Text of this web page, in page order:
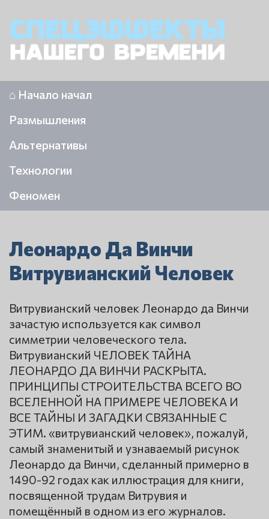
⌂ Начало начал
Размышления
Альтернативы
Технологии
Феномен
Леонардо Да Винчи
Витрувианский Человек
Витрувианский человек Леонардо да Винчи
зачастую используется как символ
симметрии человеческого тела.
Витрувианский ЧЕЛОВЕК ТАЙНА
ЛЕОНАРДО ДА ВИНЧИ РАСКРЫТА.
ПРИНЦИПЫ СТРОИТЕЛЬСТВА ВСЕГО ВО
ВСЕЛЕННОЙ НА ПРИМЕРЕ ЧЕЛОВЕКА И
ВСЕ ТАЙНЫ И ЗАГАДКИ СВЯЗАННЫЕ С
ЭТИМ. «витрувианский человек», пожалуй,
самый знаменитый и узнаваемый рисунок
Леонардо да Винчи, сделанный примерно в
1490-92 годах как иллюстрация для книги,
посвященной трудам Витрувия и
помещённый в одном из его журналов.